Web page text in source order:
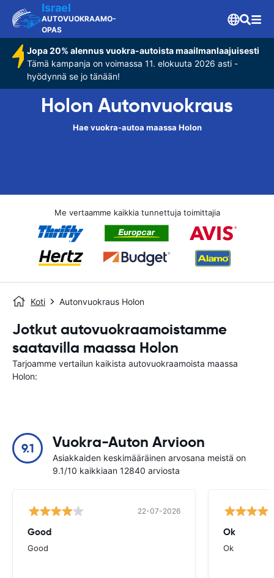
Israel
AUTOVUOKRAAMO-
OPAS
Jopa 20% alennus vuokra-autoista maailmanlaajuisesti
Tämä kampanja on voimassa 11. elokuuta 2026 asti -
hyödynnä se jo tänään!
Holon Autonvuokraus
Hae vuokra-autoa maassa Holon
Me vertaamme kaikkia tunnettuja toimittajia
Koti Autonvuokraus Holon
Jotkut autovuokraamoistamme
saatavilla maassa Holon
Tarjoamme vertailun kaikista autovuokraamoista maassa
Holon:
9.1 Vuokra-Auton Arvioon
Asiakkaiden keskimääräinen arvosana meistä on
9.1/10 kaikkiaan 12840 arviosta
22-07-2026
Good
Good
Ok
Ok